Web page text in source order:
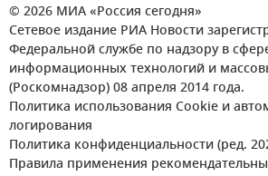
© 2026 МИА «Россия сегодня»
Сетевое издание РИА Новости
Федеральной службе по надзору в
информационных технологий и
(Роскомнадзор) 08 апреля 2014 года.
Политика использования Cookie и
логирования
Политика конфиденциальности (ред.
Правила применения